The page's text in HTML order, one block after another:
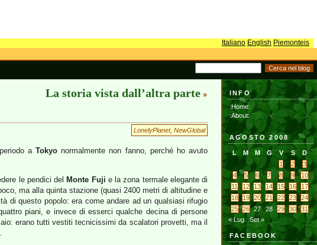
Italiano English Piemonteis
La storia vista dall’altra parte »
LonelyPlanet, NewGlobal
a Tokyo normalmente non fanno, perché ho avuto
le pendici del Monte Fuji e la zona termale elegante di
ma alla quinta stazione (quasi 2400 metri di altitudine e
di questo popolo: era come andare ad un qualsiasi rifugio
piani, e invece di esserci qualche decina di persone
erano tutti vestiti tecnicissimi da scalatori provetti, ma il
INFO
:Home:
:About:
AGOSTO 2008
L M M G V S
D
1
2
3
4
5 6 7 8 9
10
11
12 13 14 15 16
17
18
19 20 21 22 23
24
25
26 27 28 29 30
31
« Lug
Set »
FACEBOOK